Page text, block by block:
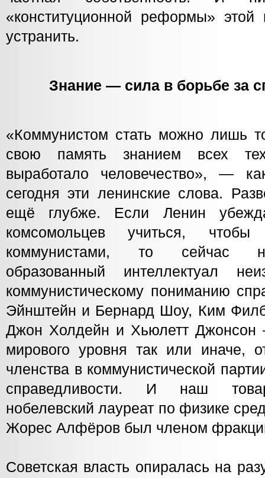
«конституционной реформы» этой
устранить.
Знание — сила в борьбе за
«Коммунистом стать можно лишь
свою память знанием всех тех
выработало человечество», —
сегодня эти ленинские слова.
ещё глубже. Если Ленин
комсомольцев учиться,
коммунистами, то сейчас
образованный интеллектуал
коммунистическому пониманию
Эйнштейн и Бернард Шоу, Ким
Джон Холдейн и Хьюлетт Джонсон
мирового уровня так или иначе,
членства в коммунистической
справедливости. И наш
нобелевский лауреат по физике
Жорес Алфёров был членом
Советская власть опиралась на